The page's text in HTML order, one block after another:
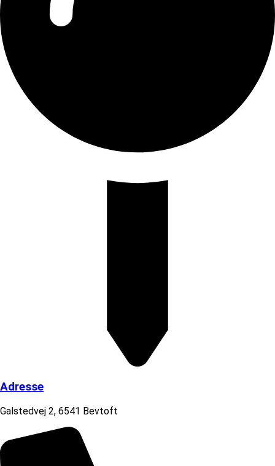
Adresse
Galstedvej 2, 6541 Bevtoft